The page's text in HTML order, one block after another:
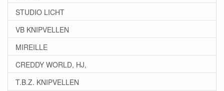
STUDIO LICHT
VB KNIPVELLEN
MIREILLE
CREDDY WORLD, HJ,
T.B.Z. KNIPVELLEN